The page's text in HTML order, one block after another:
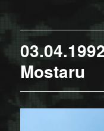
Mostaru